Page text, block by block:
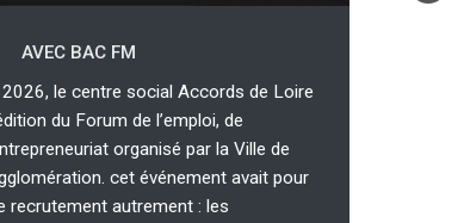
AVEC BAC FM
le centre social Accords de Loire
du Forum de l’emploi, de
organisé par la Ville de
cet événement avait pour
recrutement autrement : les